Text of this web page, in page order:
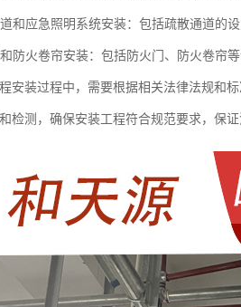
和应急照明系统安装：包括疏散通道的
防火卷帘安装：包括防火门、防火卷帘等
安装过程中，需要根据相关法律法规和
检测，确保安装工程符合规范要求，保